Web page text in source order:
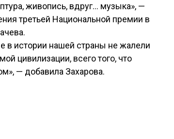
живопись, вдруг… музыка», —
третьей Национальной премии в
в истории нашей страны не жалели
цивилизации, всего того, что
— добавила Захарова.